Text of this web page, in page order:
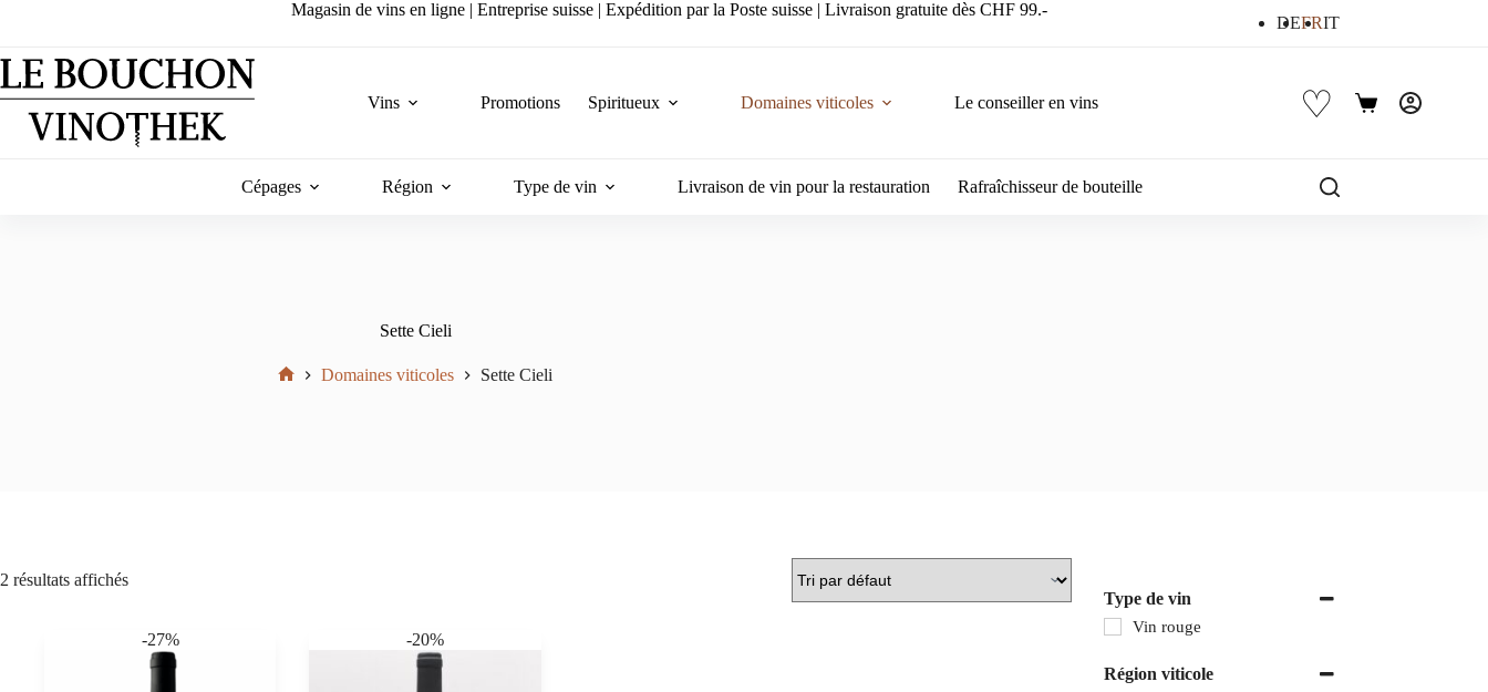
Magasin de vins en ligne | Entreprise suisse | Expédition par la Poste suisse | Livraison gratuite dès CHF 99.-
DEFRIT
Vins Promotions Spiritueux Domaines viticoles Le conseiller en vins ♡
Panier
Cépages Région Type de vin Livraison de vin pour la restauration Rafraîchisseur de bouteille
Sette Cieli
Domaines viticoles Sette Cieli
2 résultats affichés
-27% -20%
Type de vin
Vin rouge
Région viticole